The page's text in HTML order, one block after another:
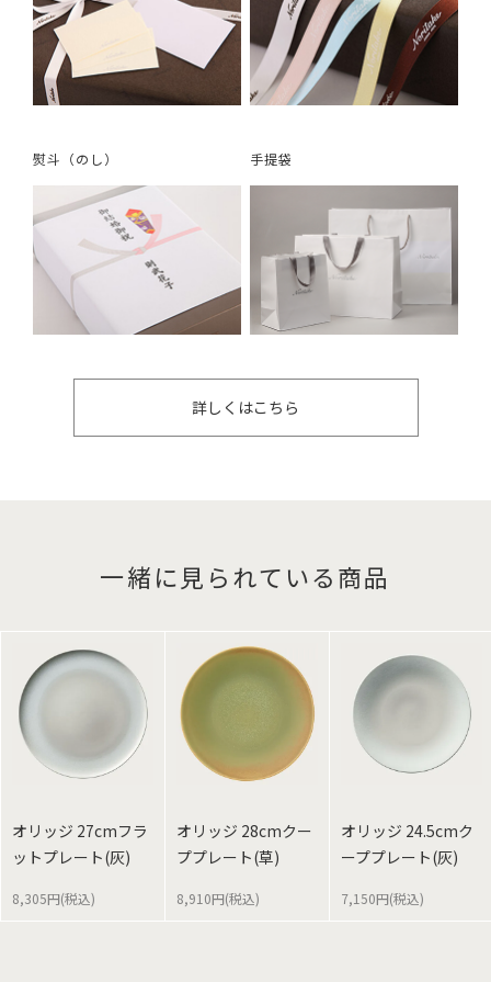
熨斗（のし） 手提袋
詳しくはこちら
一緒に見られている商品
オリッジ 27cmフラ
ットプレート(灰)
8,305円(税込)
オリッジ 28cmクー
ププレート(草)
8,910円(税込)
オリッジ 24.5cmク
ーププレート(灰)
7,150円(税込)